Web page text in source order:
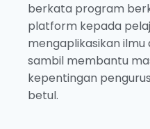
berkata program
platform kepada
mengaplikasikan
sambil membantu
kepentingan
betul.